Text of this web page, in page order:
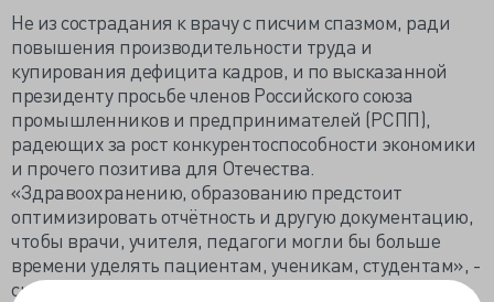
Не из сострадания к врачу с писчим спазмом, ради
повышения производительности труда и
купирования дефицита кадров, и по высказанной
президенту просьбе членов Российского союза
промышленников и предпринимателей (РСПП),
радеющих за рост конкурентоспособности экономики
и прочего позитива для Отечества.
«Здравоохранению, образованию предстоит
оптимизировать отчётность и другую документацию,
чтобы врачи, учителя, педагоги могли бы больше
времени уделять пациентам, ученикам, студентам», -
сказал на встрече Владимир Владимирович.